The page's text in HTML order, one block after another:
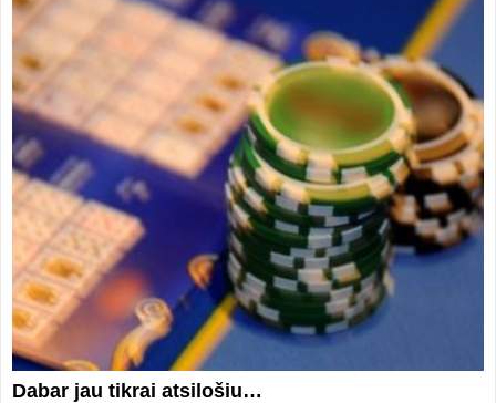
Dabar jau tikrai atsilošiu…